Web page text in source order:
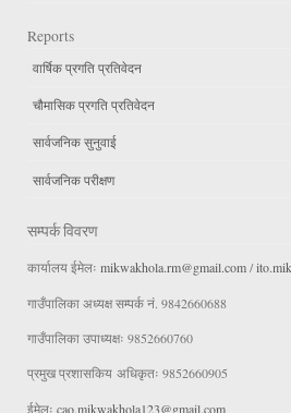
Reports
वार्षिक प्रगति प्रतिवेदन
चौमासिक प्रगति प्रतिवेदन
सार्वजनिक सुनुवाई
सार्वजनिक परीक्षण
सम्पर्क विवरण
कार्यालय ईमेलः mikwakhola.rm@gmail.com/
गाउँपालिका अध्यक्ष सम्पर्क नं. 9842660688
गाउँपालिका उपाध्यक्षः 9852660760
प्रमुख प्रशासकिय अधिकृतः 9852660905
ईमेलः cao.mikwakhola123@gmail.com